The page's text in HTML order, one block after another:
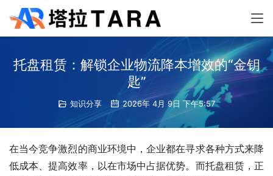
托盘租赁：解锁企业物流降本增效的“金钥
匙”
知识分享 2026年 4月 9日 下午5:57
在当今竞争激烈的商业环境中，企业都在寻求各种方式来降
低成本、提高效率，以在市场中占据优势。而托盘租赁，正